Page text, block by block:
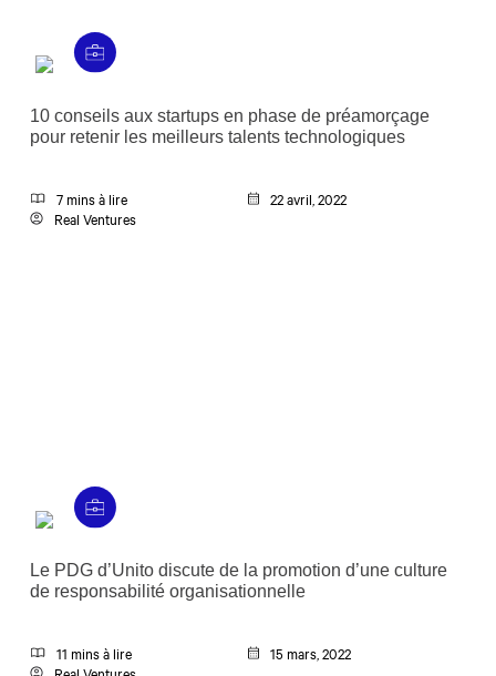
10 conseils aux startups en phase de préamorçage
pour retenir les meilleurs talents technologiques
7 mins à lire
22 avril, 2022
Real Ventures
Le PDG d’Unito discute de la promotion d’une culture
de responsabilité organisationnelle
11 mins à lire
15 mars, 2022